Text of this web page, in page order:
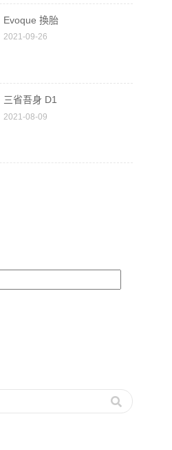
Evoque 換胎
2021-09-26
三省吾身 D1
2021-08-09